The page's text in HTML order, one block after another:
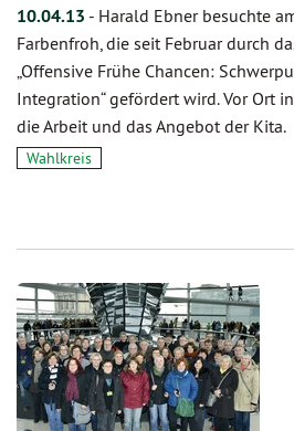
10.04.13 - Harald Ebner besuchte
Farbenfroh, die seit Februar durch
„Offensive Frühe Chancen:
Integration“ gefördert wird. Vor Ort
die Arbeit und das Angebot der Kita.
Wahlkreis